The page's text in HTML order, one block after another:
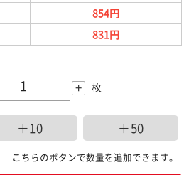
854円
831円
+ 枚
＋10 ＋50
こちらのボタンで数量を追加できます。